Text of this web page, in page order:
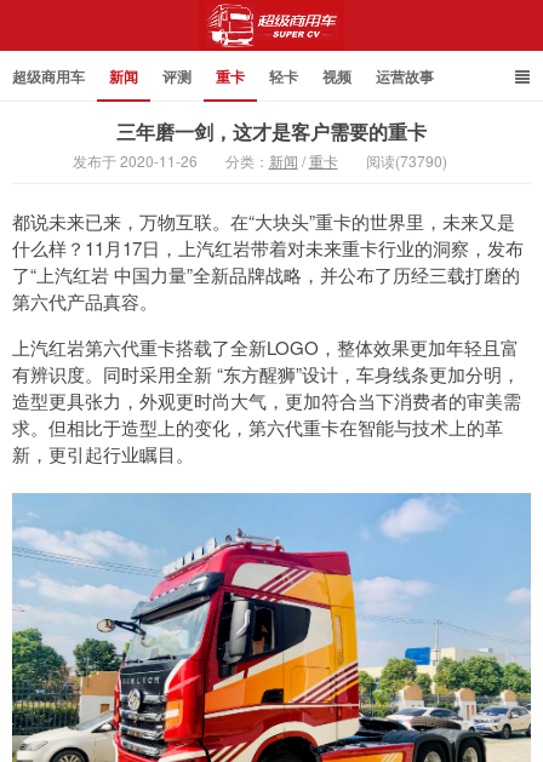
超级商用车 新闻 评测 重卡 轻卡 视频 运营故事
三年磨一剑，这才是客户需要的重卡
发布于 2020-11-26 分类： 新闻 /重卡 阅读(73790)
都说未来已来，万物互联。在“大块头”重卡的世界里，未来又是
什么样？11月17日，上汽红岩带着对未来重卡行业的洞察，发布
了“上汽红岩 中国力量”全新品牌战略，并公布了历经三载打磨的
第六代产品真容。
上汽红岩第六代重卡搭载了全新LOGO，整体效果更加年轻且富
有辨识度。同时采用全新 “东方醒狮”设计，车身线条更加分明，
造型更具张力，外观更时尚大气，更加符合当下消费者的审美需
求。但相比于造型上的变化，第六代重卡在智能与技术上的革
新，更引起行业瞩目。